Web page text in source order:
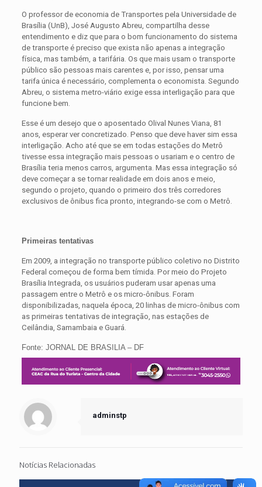
O professor de economia de Transportespela Universidade de
Brasília (UnB), José Augusto Abreu, compartilha desse
entendimento e diz que para o bom funcionamento do sistema
de transporteé preciso que exista não apenas a integração
física, mas também, a tarifária. Os que mais usam o transporte
público são pessoas mais carentes e, por isso, pensar uma
tarifa única é necessário, complementa o economista. Segundo
Abreu, o sistema metro-viário exige essa interligação para que
funcione bem.
Esse é um desejo que o aposentado Olival Nunes Viana, 81
anos, esperar ver concretizado. Penso que deve haver sim essa
interligação. Acho até que se em todas estações do Metrô
tivesse essa integração mais pessoas o usariam e o centro de
Brasília teria menos carros, argumenta. Mas essa integração só
deve começar a se tornar realidade em dois anos e meio,
segundo o projeto, quando o primeiro dos três corredores
exclusivos de ônibus fica pronto, integrando-se com o Metrô.
Primeiras tentativas
Em 2009, a integração no transportepúblico coletivo no Distrito
Federal começou de forma bem tímida. Por meio do Projeto
Brasília Integrada, os usuários puderam usar apenas uma
passagem entre o Metrô e os micro-ônibus. Foram
disponibilizadas, naquela época, 20 linhas de micro-ônibus com
as primeiras tentativas de integração, nas estações de
Ceilândia, Samambaia e Guará.
Fonte: JORNAL DE BRASILIA – DF
adminstp
Notícias Relacionadas